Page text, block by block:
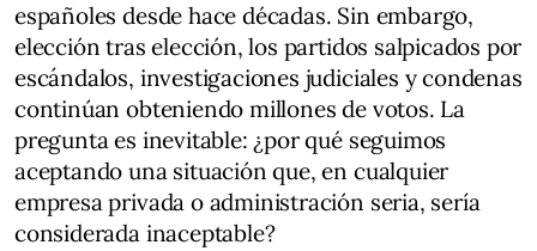
españoles desde hace décadas. Sin embargo,
elección tras elección, los partidos salpicados por
escándalos, investigaciones judiciales y condenas
continúan obteniendo millones de votos. La
pregunta es inevitable: ¿por qué seguimos
aceptando una situación que, en cualquier
empresa privada o administración seria, sería
considerada inaceptable?